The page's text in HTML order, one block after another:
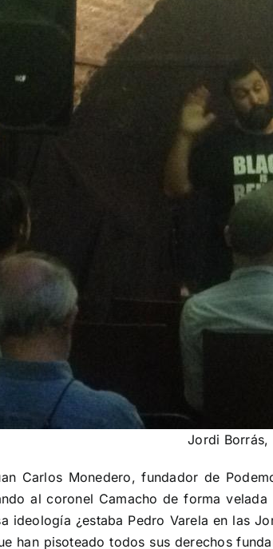
Jordi Borrás,
Carlos Monedero, fundador de
al coronel Camacho de forma
ideología ¿estaba Pedro Varela en las
han pisoteado todos sus derechos